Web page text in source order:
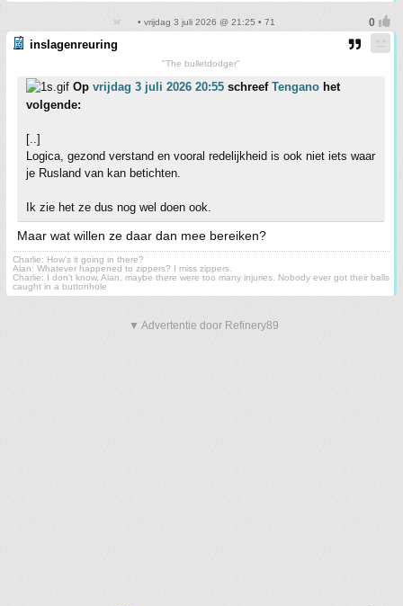
• vrijdag 3 juli 2026 @ 21:25 • 71
inslagenreuring
"The bulletdodger"
Op vrijdag 3 juli 2026 20:55 schreef Tengano het
volgende:
[..]
Logica, gezond verstand en vooral redelijkheid is ook niet iets waar
je Rusland van kan betichten.
Ik zie het ze dus nog wel doen ook.
Maar wat willen ze daar dan mee bereiken?
Charlie: How's it going in there?
Alan: Whatever happened to zippers? I miss zippers.
Charlie: I don't know, Alan, maybe there were too many injuries. Nobody ever got their balls
caught in a buttonhole
▼ Advertentie door Refinery89